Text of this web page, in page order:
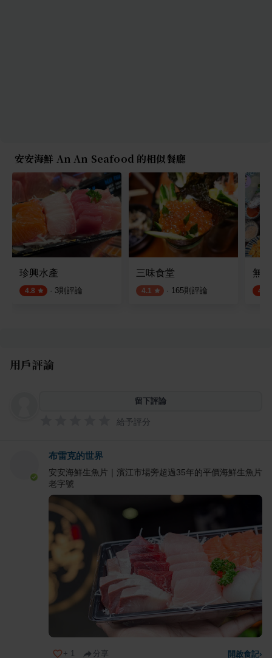
安安海鮮 An An Seafood 的相似餐廳
珍興水產
4.8 · 3則評論
三味食堂
4.1 · 165則評論
無
4.5
用戶評論
留下評論
給予評分
布雷克的世界
安安海鮮生魚片｜濱江市場旁超過35年的平價海鮮生魚片
老字號
+ 1 分享 開啟食記›